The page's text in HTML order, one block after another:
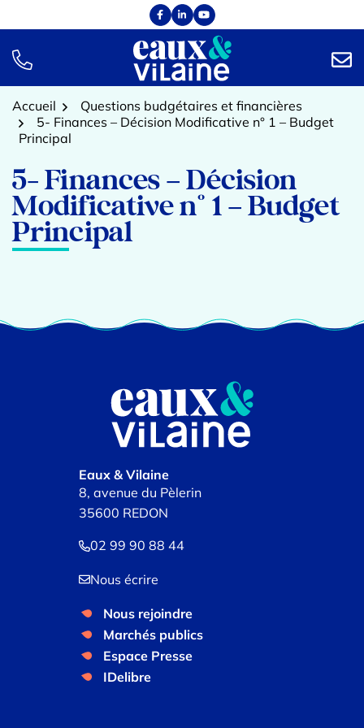
au
contenu
Facebook
(ouverture dans un nouvel onglet)
Linkedin
(ouverture dans un nouvel onglet)
YouTube
(ouverture dans un nouvel onglet)
TÉL.
Accueil
Questions budgétaires et financières
5- Finances – Décision Modificative n° 1 – Budget
Principal
5- Finances – Décision
Modificative n° 1 – Budget
Principal
Eaux & Vilaine
8, avenue du Pèlerin
35600 REDON
02 99 90 88 44
Nous écrire
Nous rejoindre
Marchés publics
Espace Presse
IDelibre